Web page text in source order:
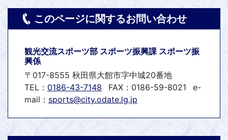
このページに関するお問い合わせ
観光交流スポーツ部 スポーツ振興課 スポーツ振
興係
〒017-8555 秋田県大館市字中城20番地
TEL： 0186-43-7148 FAX：0186-59-8021
e-
mail： sports@city.odate.lg.jp